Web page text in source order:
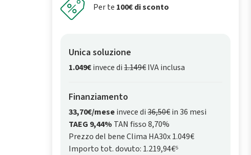
Per te 100€ di sconto
Unica soluzione
1.049€invece di1.149€IVA inclusa
Finanziamento
33,70€/meseinvece di36,50€in 36 mesi
TAEG 9,44% TAN fisso 8,70%
Prezzo del bene Clima HA30x 1.049€
Importo tot. dovuto: 1.219,94€⁵